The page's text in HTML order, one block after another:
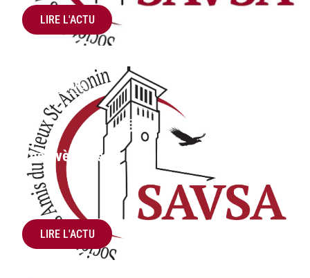
LIRE L'ACTU
INFORMATIONS
Les évènements de juillet 2026
LIRE L'ACTU